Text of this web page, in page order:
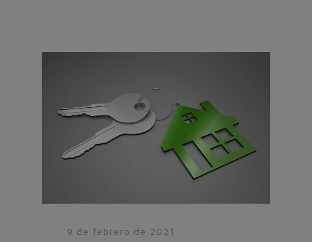
9 de febrero de 2021